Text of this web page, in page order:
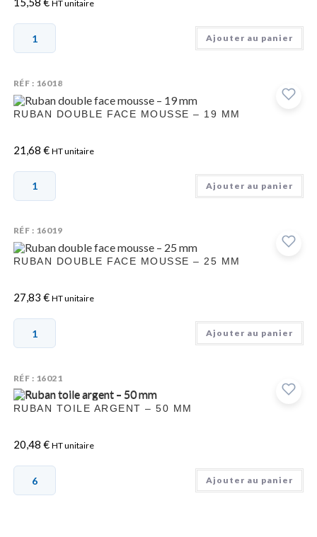
HT unitaire
Ajouter au panier
RÉF : 16018
RUBAN DOUBLE FACE MOUSSE – 19 MM
21,68 € HT unitaire
Ajouter au panier
RÉF : 16019
RUBAN DOUBLE FACE MOUSSE – 25 MM
27,83 € HT unitaire
Ajouter au panier
RÉF : 16021
RUBAN TOILE ARGENT – 50 MM
20,48 € HT unitaire
Ajouter au panier